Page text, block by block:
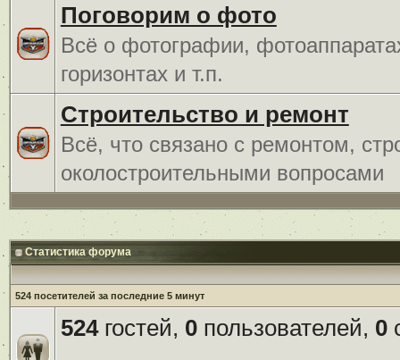
Поговорим о фото
Всё о фотографии,
горизонтах и т.п.
Строительство и ремонт
Всё, что связано с ремонтом,
околостроительными вопросами
Статистика форума
524 посетителей за последние 5 минут
524гостей, 0пользователей, 0